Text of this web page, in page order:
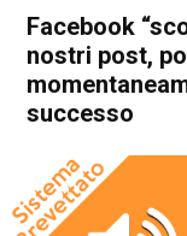
Facebook
nostri post,
successo
Home
Cronaca In Evidenza